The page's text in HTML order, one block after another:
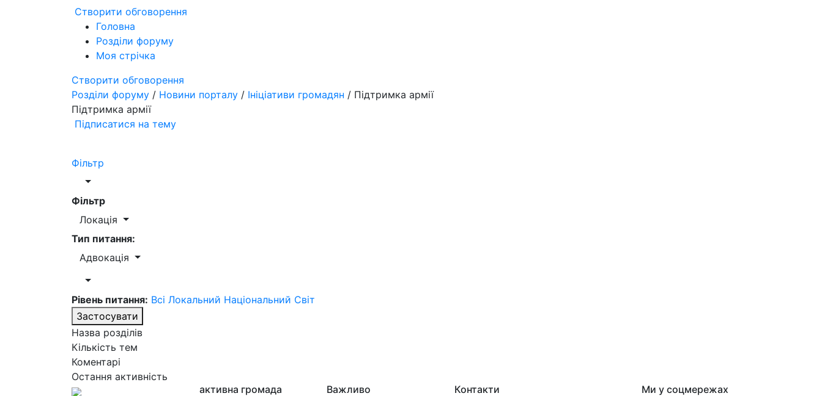
Створити обговорення
Головна
Розділи форуму
Моя стрічка
Створити обговорення
Розділи форуму / Новини порталу / Ініціативи громадян / Підтримка армії
Підтримка армії
Підписатися на тему
Фільтр
Фільтр
Локація
Тип питання:
Адвокація
Рівень питання: Всі Локальний Національний Світ
Застосувати
Назва розділів
Кількість тем
Коментарі
Остання активність
активна громада
Важливо
Контакти
Ми у соцмережах